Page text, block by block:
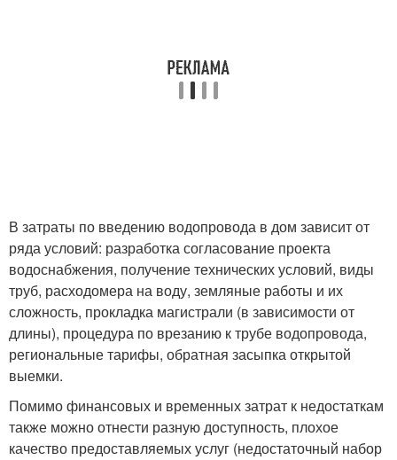
В затраты по введению водопровода в дом зависит от
ряда условий: разработка согласование проекта
водоснабжения, получение технических условий, виды
труб, расходомера на воду, земляные работы и их
сложность, прокладка магистрали (в зависимости от
длины), процедура по врезанию к трубе водопровода,
региональные тарифы, обратная засыпка открытой
выемки.
Помимо финансовых и временных затрат к недостаткам
также можно отнести разную доступность, плохое
качество предоставляемых услуг (недостаточный набор